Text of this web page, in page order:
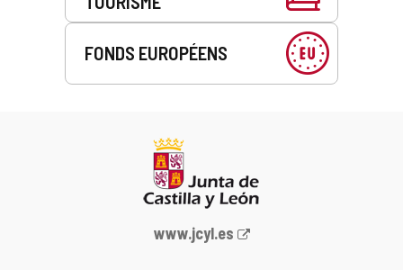
FONDS EUROPÉENS
Portail
www.jcyl.es